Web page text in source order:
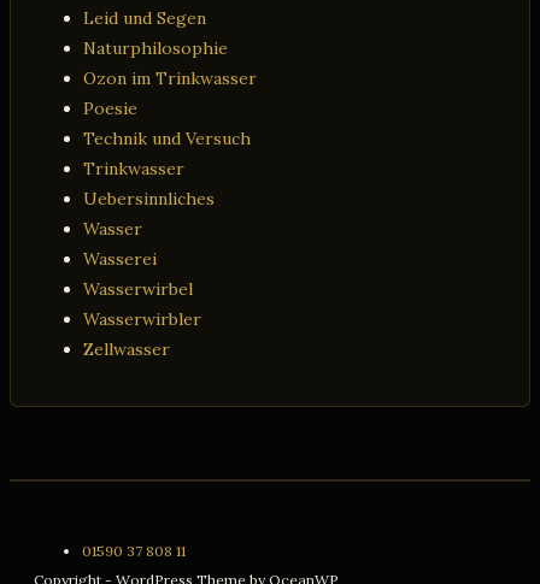
Leid und Segen
Naturphilosophie
Ozon im Trinkwasser
Poesie
Technik und Versuch
Trinkwasser
Uebersinnliches
Wasser
Wasserei
Wasserwirbel
Wasserwirbler
Zellwasser
01590 37 808 11
Copyright - WordPress Theme by OceanWP